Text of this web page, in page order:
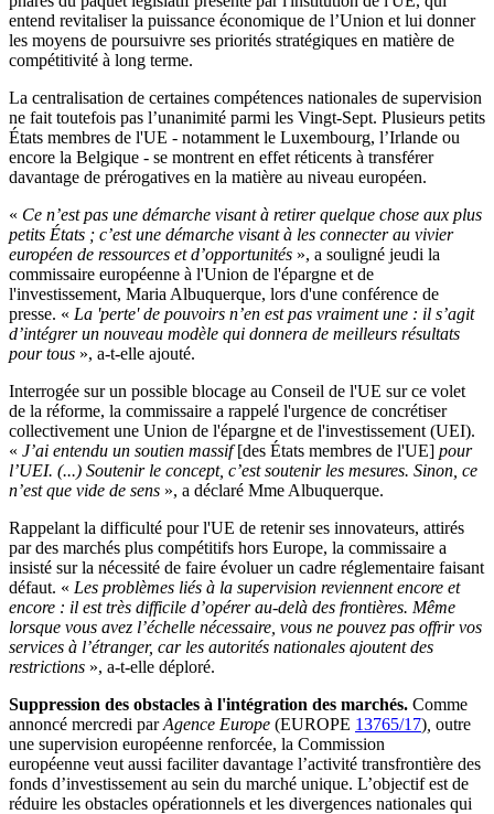
entend revitaliser la puissance économique de l’Union et lui donner
les moyens de poursuivre ses priorités stratégiques en matière de
compétitivité à long terme.
La centralisation de certaines compétences nationales de supervision
ne fait toutefois pas l’unanimité parmi les Vingt-Sept. Plusieurs petits
États membres de l'UE - notamment le Luxembourg, l’Irlande ou
encore la Belgique - se montrent en effet réticents à transférer
davantage de prérogatives en la matière au niveau européen.
« Ce n’est pas une démarche visant à retirer quelque chose aux plus
petits États ; c’est une démarche visant à les connecter au vivier
européen de ressources et d’opportunités », a souligné jeudi la
commissaire européenne à l'Union de l'épargne et de
l'investissement, Maria Albuquerque, lors d'une conférence de
presse. « La 'perte' de pouvoirs n’en est pas vraiment une : il s’agit
d’intégrer un nouveau modèle qui donnera de meilleurs résultats
pour tous », a-t-elle ajouté.
Interrogée sur un possible blocage au Conseil de l'UE sur ce volet
de la réforme, la commissaire a rappelé l'urgence de concrétiser
collectivement une Union de l'épargne et de l'investissement (UEI).
« J’ai entendu un soutien massif[des États membres de l'UE] pour
l’UEI. (...) Soutenir le concept, c’est soutenir les mesures. Sinon, ce
n’est que vide de sens », a déclaré Mme Albuquerque.
Rappelant la difficulté pour l'UE de retenir ses innovateurs, attirés
par des marchés plus compétitifs hors Europe, la commissaire a
insisté sur la nécessité de faire évoluer un cadre réglementaire faisant
défaut. « Les problèmes liés à la supervision reviennent encore et
encore : il est très difficile d’opérer au-delà des frontières. Même
lorsque vous avez l’échelle nécessaire, vous ne pouvez pas offrir vos
services à l’étranger, car les autorités nationales ajoutent des
restrictions », a-t-elle déploré.
Suppression des obstacles à l'intégration des marchés. Comme
annoncé mercredi parAgence Europe (EUROPE 13765/17) outre
une supervision européenne renforcée, la Commission
européenne veut aussi faciliter davantage l’activité transfrontière des
fonds d’investissement au sein du marché unique. L’objectif est de
réduire les obstacles opérationnels et les divergences nationales qui